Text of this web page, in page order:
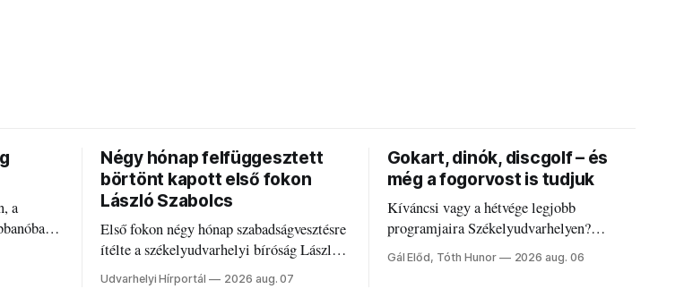
a
Négy hónap felfüggesztett
börtönt kapott első fokon
László Szabolcs
Első fokon négy hónap szabadságvesztésre
ítélte a székelyudvarhelyi bíróság László
Szabolcsot.
Udvarhelyi Hírportál 2026 aug. 07
Gokart, dinók, discgolf – és
még a fogorvost is tudjuk
Kíváncsi vagy a hétvége legjobb
programjaira Székelyudvarhelyen?
Nálunk megtalálod őket – sőt, ha baj van a
fogaddal, a fogorvosi ügyeletet is!
Gál Előd, Tóth Hunor 2026 aug. 06